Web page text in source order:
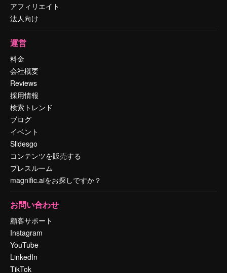
アフィリエイト
法人向け
運営
料金
会社概要
Reviews
採用情報
検索トレンド
ブログ
イベント
Slidesgo
コンテンツを販売する
プレスルーム
magnific.aiをお探しですか？
お問い合わせ
顧客サポート
Instagram
YouTube
LinkedIn
TikTok